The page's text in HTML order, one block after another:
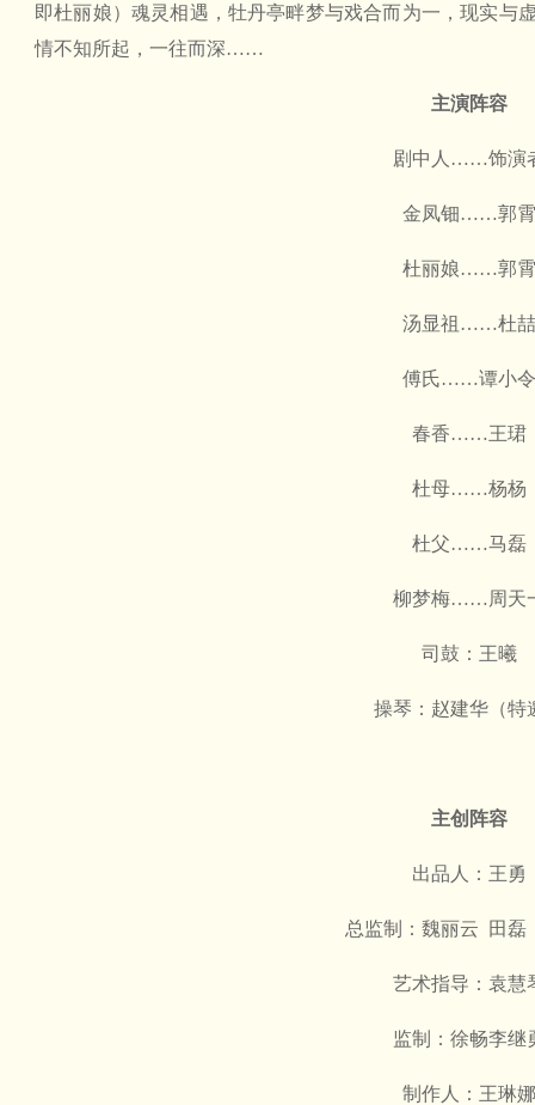
即杜丽娘）魂灵相遇，牡丹亭畔梦与戏合而为一，现实与
情不知所起，一往而深……
主演阵容
剧中人……饰演
金凤钿……郭霄
杜丽娘……郭霄
汤显祖……杜喆
傅氏……谭小令
春香……王珺
杜母……杨杨
杜父……马磊
柳梦梅……周天
司鼓：王曦
操琴：赵建华（特
主创阵容
出品人：王勇
总监制：魏丽云 田磊
艺术指导：袁慧
监制：徐畅李继
制作人：王琳娜